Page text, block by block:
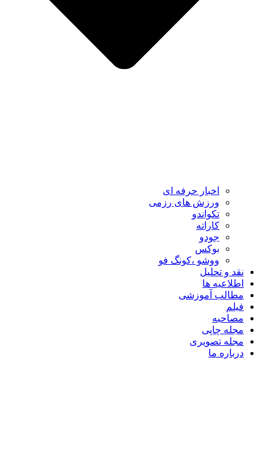
اخبار حرفه ای
ورزش های رزمی
تکواندو
کاراته
جودو
بوکس
ووشو ،کونگ فو
نقد و تحلیل
اطلاعیه ها
مطالب آموزشی
فیلم
مصاحبه
مجله چاپی
مجله تصویری
درباره ما